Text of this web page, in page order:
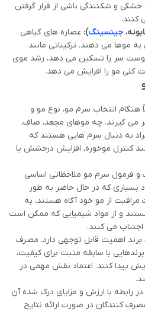
و شکنندگی ناشی از قرار گرفتن
کنند.
جینسینگ): عصاره های گیاهی
موها می دهند. ترکیباتی مانند
پوست سر را تسکین می دهد، رشد موی
کلی مو را افزایش می دهد.
هنگام انتخاب سرم مو، نوع مو و
می گیرند. چه موهای مجعد، صاف،
به دنبال سرم هایی هستند که
کنترل موخوره، افزایش درخشش یا
و فرمول سرم مو ملاحظاتی اساسی
بسیاری که در حال حاضر به طور
از مو خود آگاه هستند، به
و از مواد شیمیایی که ممکن است
می کنند.
اهمیت قابل توجهی دارد. مصرف
با سابقه مثبت برای کیفیت،
پیدا کنند. اعتماد نقش مهمی در
رابطه با ارزش و مزایای درک شده آن
کنندگان در صورت ارائه نتایج